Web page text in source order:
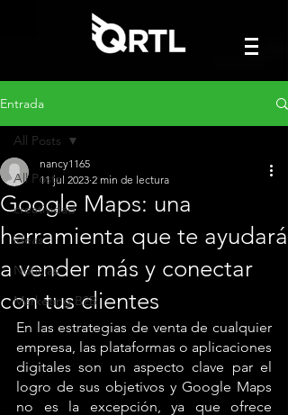
Entrada
All Posts
creatividad
ideas
Noticias
Marketing B2B
All Posts
Google Maps: una
herramienta que te ayudará
a vender más y conectar
con tus clientes
nancy1165
11 jul 2023 2 min de lectura
En las estrategias de venta de cualquier
empresa, las plataformas o aplicaciones
digitales son un aspecto clave par el
logro de sus objetivos y Google Maps
no es la excepción, ya que ofrece